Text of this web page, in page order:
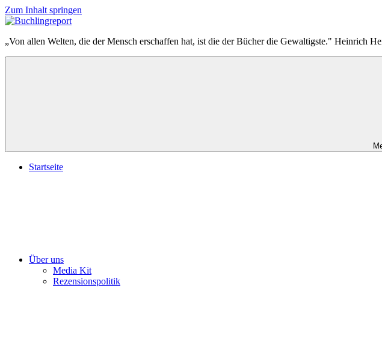
Zum Inhalt springen
Buchlingreport
„Von allen Welten, die der Mensch erschaffen hat, ist die der Bücher die Gewaltigste." Heinrich
Startseite
Über uns
Media Kit
Rezensionspolitik